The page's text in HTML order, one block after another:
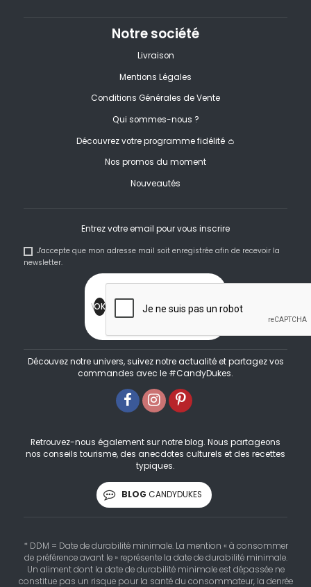
Notre société
Livraison
Mentions Légales
Conditions Générales de Vente
Qui sommes-nous ?
Découvrez votre programme fidélité 👛
Nos promos du moment
Nouveautés
Entrez votre email pour vous inscrire
J'accepte que mon adresse mail soit enregistrée afin de recevoir la
newsletter.
Découvez notre univers, suivez notre actualité et partagez vos
commandes avec le #CandyDukes.
Retrouvez-nous également sur notre blog. Nous partageons
nos conseils tourisme, des anecdotes culturels et des recettes
typiques.
BLOG CANDYDUKES
* DDM = Date de durabilité minimale. La mention « à consommer
de préférence avant le » représente la date de durabilité minimale.
Un aliment dont la date de durabilité minimale est dépassée ne
constitue pas un risque pour la santé du consommateur, la denrée